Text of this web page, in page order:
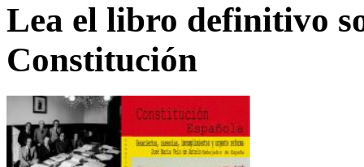
Lea el libro definitivo
Constitución